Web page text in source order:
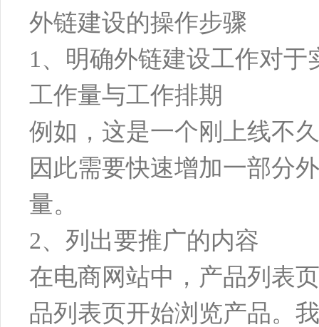
外链建设的操作步骤
1、明确外链建设工作对
工作量与工作排期
例如，这是一个刚上线不
因此需要快速增加一部分
量。
2、列出要推广的内容
在电商网站中，产品列表
品列表页开始浏览产品。